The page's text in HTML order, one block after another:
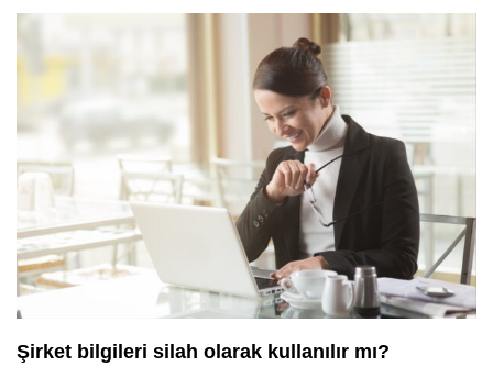
Şirket bilgileri silah olarak kullanılır mı?